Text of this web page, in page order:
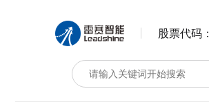
股票代码：